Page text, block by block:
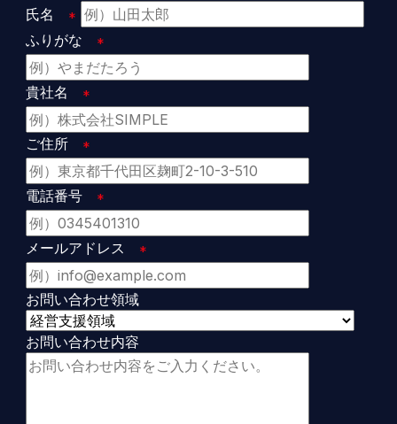
氏名
ふりがな
貴社名
ご住所
電話番号
メールアドレス
お問い合わせ領域
お問い合わせ内容